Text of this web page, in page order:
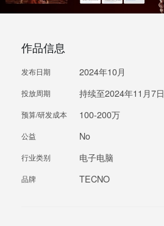
作品信息
发布日期 2024年10月
投放周期 持续至2024年11月7日
预算/研发成本 100-200万
公益 No
行业类别 电子电脑
品牌 TECNO